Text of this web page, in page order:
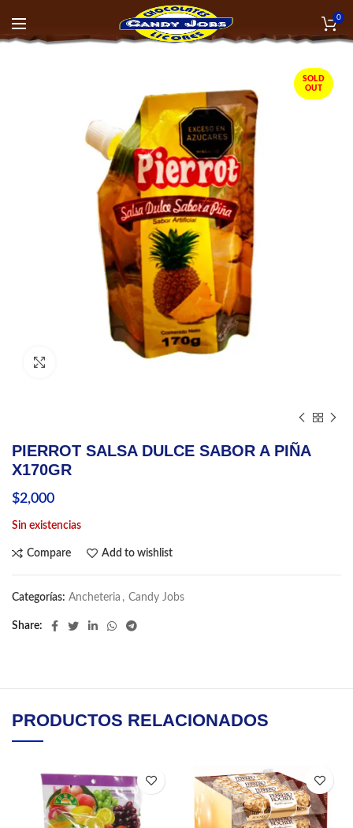
0
SOLD
OUT
PIERROT SALSA DULCE SABOR A PIÑA
X170GR
$2,000
Sin existencias
Compare Add to wishlist
Categorías: Ancheteria , Candy Jobs
Share
PRODUCTOS RELACIONADOS